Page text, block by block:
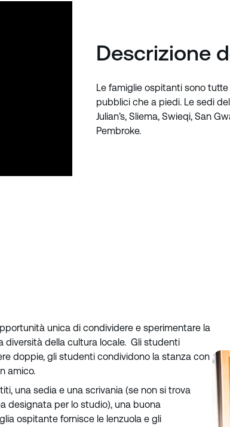
Descrizione
Le famiglie ospitanti sono
pubblici che a piedi. Le sedi
Julian’s, Sliema, Swieqi, San
Pembroke.
unica di condividere e sperimentare la
diversità della cultura locale. Gli studenti
doppie, gli studenti condividono la stanza con
amico.
una sedia e una scrivania (se non si trova
designata per lo studio), una buona
ospitante fornisce le lenzuola e gli